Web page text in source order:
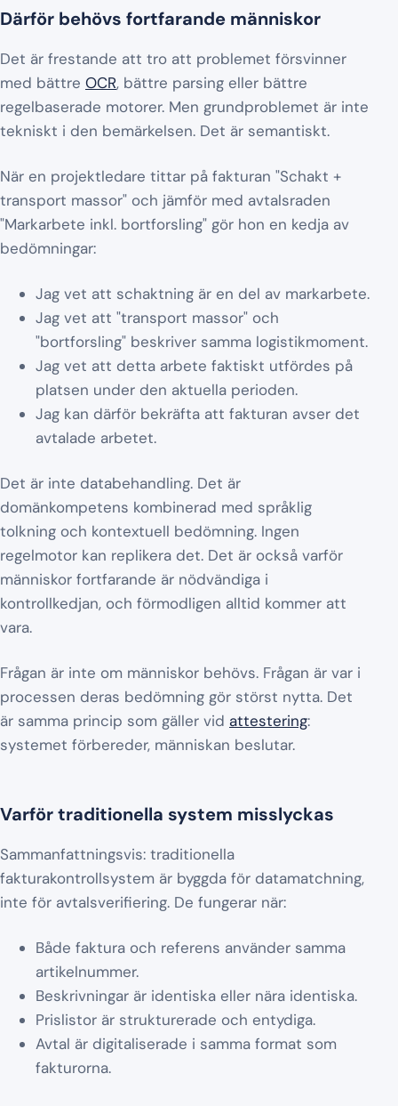
Därför behövs fortfarande människor
Det är frestande att tro att problemet försvinner
med bättre OCR, bättre parsing eller bättre
regelbaserade motorer. Men grundproblemet är inte
tekniskt i den bemärkelsen. Det är semantiskt.
När en projektledare tittar på fakturan "Schakt +
transport massor" och jämför med avtalsraden
"Markarbete inkl. bortforsling" gör hon en kedja av
bedömningar:
Jag vet att schaktning är en del av markarbete.
Jag vet att "transport massor" och
"bortforsling" beskriver samma logistikmoment.
Jag vet att detta arbete faktiskt utfördes på
platsen under den aktuella perioden.
Jag kan därför bekräfta att fakturan avser det
avtalade arbetet.
Det är inte databehandling. Det är
domänkompetens kombinerad med språklig
tolkning och kontextuell bedömning. Ingen
regelmotor kan replikera det. Det är också varför
människor fortfarande är nödvändiga i
kontrollkedjan, och förmodligen alltid kommer att
vara.
Frågan är inte om människor behövs. Frågan är var i
processen deras bedömning gör störst nytta. Det
är samma princip som gäller vid attestering:
systemet förbereder, människan beslutar.
Varför traditionella system misslyckas
Sammanfattningsvis: traditionella
fakturakontrollsystem är byggda för datamatchning,
inte för avtalsverifiering. De fungerar när:
Både faktura och referens använder samma
artikelnummer.
Beskrivningar är identiska eller nära identiska.
Prislistor är strukturerade och entydiga.
Avtal är digitaliserade i samma format som
fakturorna.